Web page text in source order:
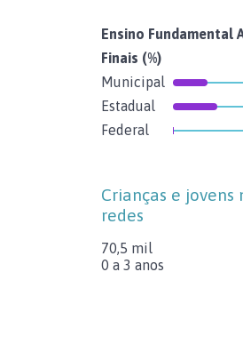
Ensino Fundamental
Finais (%)
Municipal
Estadual
Federal
Crianças e
redes
70,5 mil
0 a 3 anos